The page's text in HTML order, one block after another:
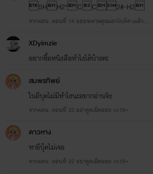
บำบัดราคี เล่ม 2 ตอน หลงรักนักบำบัดสาว
แผ่ความสุข
www.mebmarket.com
แผ่ความสุข
5HH2*CC2#-H2
จากตอน: ตอนที่ 14 ออยจะตามคุณเอกไปติดๆแล้วค่ะ
XDyimzie
อยากซื้อหนังสือทำไงได้บ้างคะ
สมพรทิพย์
ในอีบุคไม่มีทำไงนะอยากอ่านจัง
จากตอน: ตอนที่ 22 อย่าดูดเม็ดออย nc18+
ดาวหาง
หาอีบุ๊คไม่เจอ
จากตอน: ตอนที่ 22 อย่าดูดเม็ดออย nc18+